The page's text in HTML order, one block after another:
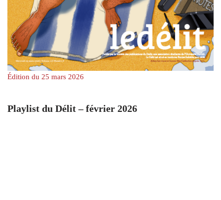
Édition du 25 mars 2026
Playlist du Délit – février 2026